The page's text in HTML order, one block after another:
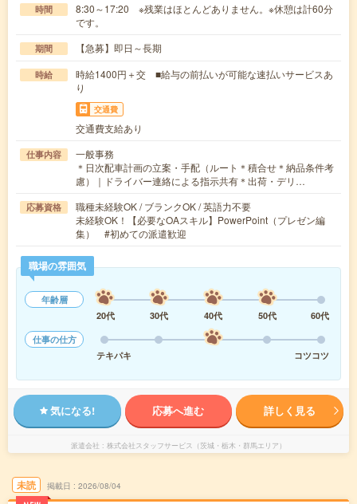
時間
8:30～17:20 ※残業はほとんどありません。※休憩は計60分
です。
期間 【急募】即日～長期
時給
時給1400円＋交 ■給与の前払いが可能な速払いサービスあ
り
交通費
交通費支給あり
仕事内容
一般事務
＊日次配車計画の立案・手配（ルート＊積合せ＊納品条件考
慮）｜ドライバー連絡による指示共有＊出荷・デリ…
応募資格
職種未経験OK / ブランクOK / 英語力不要
未経験OK！【必要なOAスキル】PowerPoint（プレゼン編
集） #初めての派遣歓迎
職場の雰囲気
年齢層
20代
30代 40代 50代
60代
仕事の仕方
テキパキ
コツコツ
気になる! 応募へ進む 詳しく見る
派遣会社 株式会社スタッフサービス（茨城・栃木・群馬エリア）
未読 掲載日 2026/08/04